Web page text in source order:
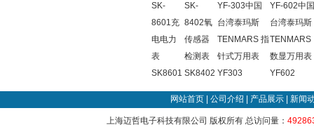
SK-
8601充
电电力
表
SK8601
SK-
8402氧
传感器
检测表
SK8402
YF-303中国
台湾泰玛斯
TENMARS 指
针式万用表
YF303
YF-602中国
台湾泰玛斯
TENMARS
数显万用表
YF602
网站首页 公司介绍 产品展示 新闻
上海迈哲电子科技有限公司 版权所有 总访问量：